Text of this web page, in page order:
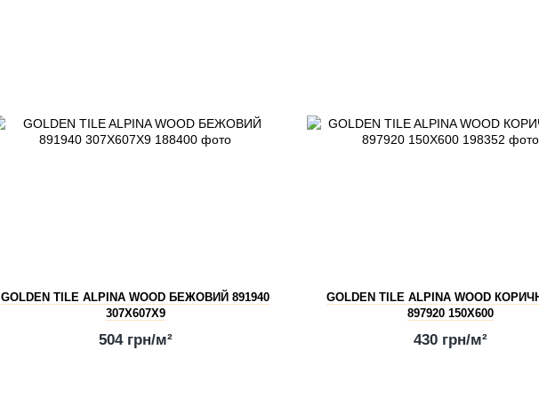
GOLDEN TILE ALPINA WOOD БЕЖОВИЙ 891940
307X607X9
504 грн/м²
GOLDEN TILE ALPINA WOOD
897920 150X600
430 грн/м²